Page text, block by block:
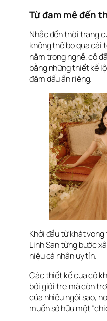
Từ đam mê đến
Nhắc đến thời trang
không thể bỏ qua cái
năm trong nghề, cô
bằng những thiết kế
đậm dấu ấn riêng.
Khởi đầu từ khát
Linh San từng bước
hiệu cá nhân uy tín.
Các thiết kế của cô
bởi giới trẻ mà còn
của nhiều ngôi sao,
muốn sở hữu một